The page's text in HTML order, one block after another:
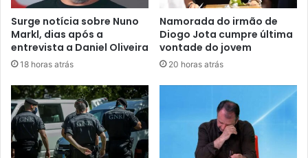
Surge notícia sobre Nuno
Markl, dias após a
entrevista a Daniel Oliveira
18 horas atrás
Namorada do irmão de
Diogo Jota cumpre última
vontade do jovem
20 horas atrás